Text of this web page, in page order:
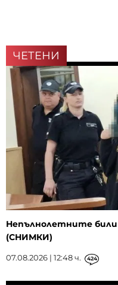
ЧЕТЕНИ
Непълнолетните били
(СНИМКИ)
07.08.2026 | 12:48 ч. 424